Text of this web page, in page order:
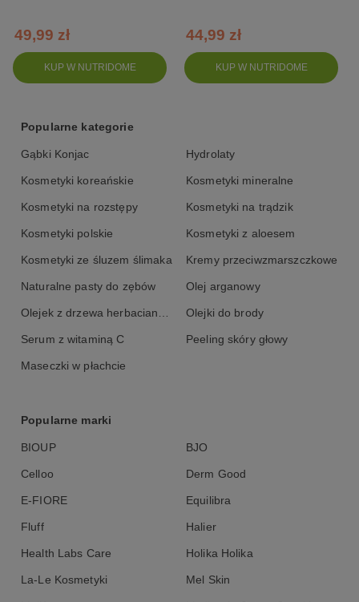
KUP W NUTRIDOME
49,99 zł
KUP W NUTRIDOME
44,99 zł
Popularne kategorie
Gąbki Konjac Hydrolaty
Kosmetyki koreańskie Kosmetyki mineralne
Kosmetyki na rozstępy Kosmetyki na trądzik
Kosmetyki polskie Kosmetyki z aloesem
Kosmetyki ze śluzem ślimaka Kremy przeciwzmarszczkowe
Naturalne pasty do zębów Olej arganowy
Olejki do brody
Serum z witaminą C Peeling skóry głowy
Maseczki w płachcie
Popularne marki
BIOUP BJO
Celloo Derm Good
E-FIORE Equilibra
Fluff Halier
Health Labs Care Holika Holika
La-Le Kosmetyki Mel Skin